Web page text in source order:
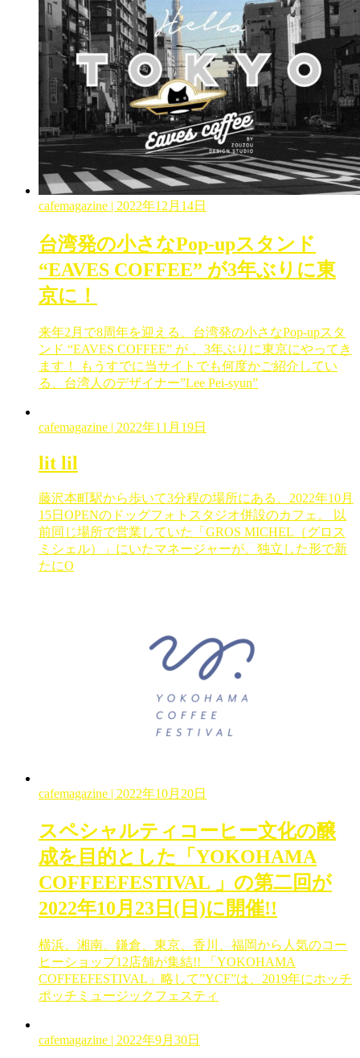
cafemagazine | 2022年12月14日
台湾発の小さなPop-upスタンド
“EAVES COFFEE” が3年ぶりに東
京に！
来年2月で8周年を迎える、台湾発の小さなPop-upスタ
ンド “EAVES COFFEE” が 、3年ぶりに東京にやってき
ます！ もうすでに当サイトでも何度かご紹介してい
る、台湾人のデザイナー”Lee Pei-syun”
cafemagazine | 2022年11月19日
lit lil
藤沢本町駅から歩いて3分程の場所にある、2022年10月
15日OPENのドッグフォトスタジオ併設のカフェ。 以
前同じ場所で営業していた「GROS MICHEL（グロス
ミシェル）」にいたマネージャーが、独立した形で新
たにO
cafemagazine | 2022年10月20日
スペシャルティコーヒー文化の醸
成を目的とした「YOKOHAMA
COFFEEFESTIVAL 」の第二回が
2022年10月23日(日)に開催!!
横浜、湘南、鎌倉、東京、香川、福岡から人気のコー
ヒーショップ12店舗が集結!! 「YOKOHAMA
COFFEEFESTIVAL」略して”YCF”は、2019年にホッチ
ポッチミュージックフェスティ
cafemagazine | 2022年9月30日